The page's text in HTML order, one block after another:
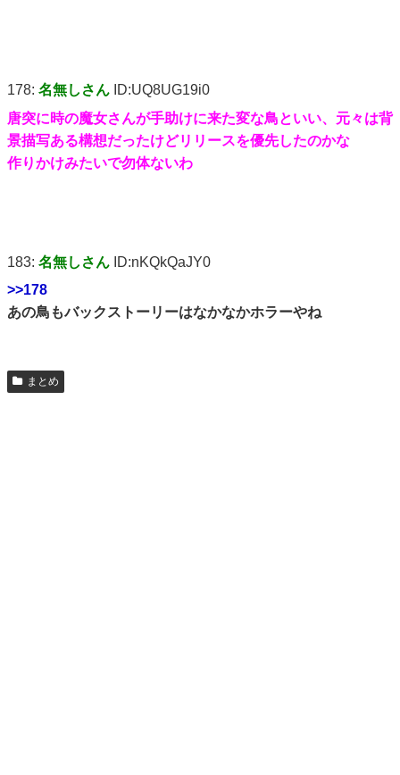
178: 名無しさん ID:UQ8UG19i0
唐突に時の魔女さんが手助けに来た変な鳥といい、元々は背
景描写ある構想だったけどリリースを優先したのかな
作りかけみたいで勿体ないわ
183: 名無しさん ID:nKQkQaJY0
>>178
あの鳥もバックストーリーはなかなかホラーやね
まとめ